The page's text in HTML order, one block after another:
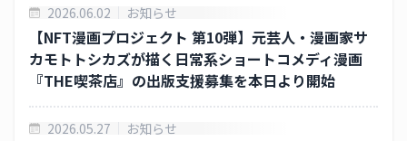
事業紹介
CAICA テクノロジーズ
カイカフィナンシャルホールディングス
2026.06.02 お知らせ
【NFT漫画プロジェクト 第10弾】元芸人・漫画家サ
カモトトシカズが描く日常系ショートコメディ漫画
『THE喫茶店』の出版支援募集を本日より開始
2026.05.27 お知らせ